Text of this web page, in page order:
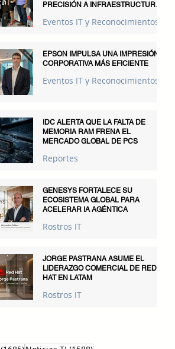
PRECISIÓN A INFRAESTRUCTURAS
Eventos IT y Reconocimientos
EPSON IMPULSA UNA IMPRESIÓN
CORPORATIVA MÁS EFICIENTE
Eventos IT y Reconocimientos
IDC ALERTA QUE LA FALTA DE
MEMORIA RAM FRENA EL
MERCADO GLOBAL DE PCS
Reportes
GENESYS FORTALECE SU
ECOSISTEMA GLOBAL PARA
ACELERAR IA AGÉNTICA
Rostros IT
JORGE PASTRANA ASUME EL
LIDERAZGO COMERCIAL DE RED
HAT EN LATAM
Rostros IT